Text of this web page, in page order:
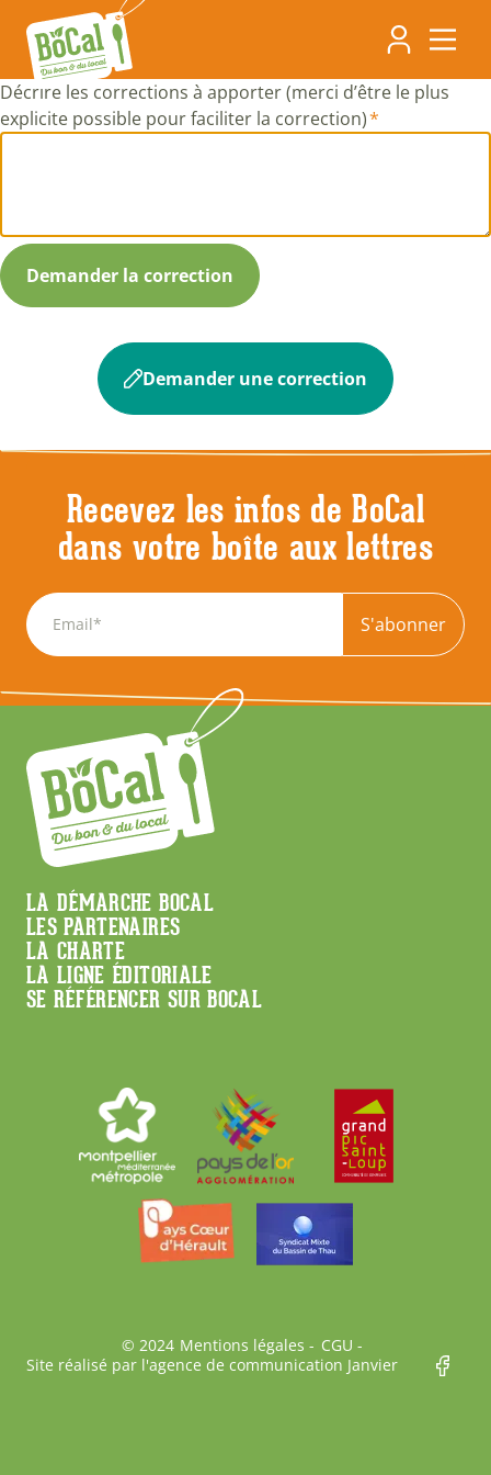
contenu
principal
Décrire les corrections à apporter (merci d’être le plus
explicite possible pour faciliter la correction)
Demander une correction
Recevez les infos de BoCal
dans votre boîte aux lettres
S'abonner
Menu
Footer
LA DÉMARCHE BOCAL
LES PARTENAIRES
LA CHARTE
LA LIGNE ÉDITORIALE
SE RÉFÉRENCER SUR BOCAL
Bas © 2024 Mentions légales
CGU
Site réalisé par l'agence de communication Janvier